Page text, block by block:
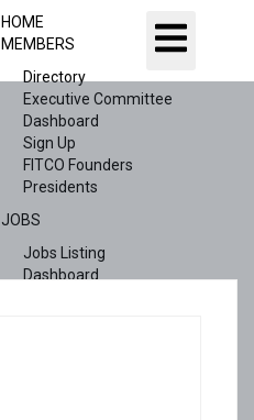
HOME
MEMBERS
Directory
Executive Committee
Dashboard
Sign Up
FITCO Founders
Presidents
JOBS
Jobs Listing
Dashboard